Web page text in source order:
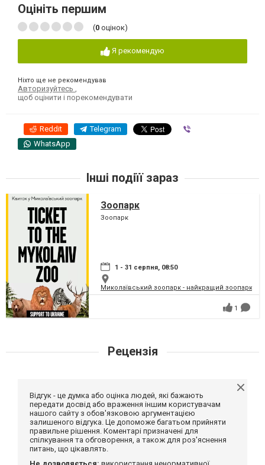
Оцініть першим
(0 оцінок)
Я рекомендую
Ніхто ще не рекомендував
Авторизуйтесь ,
щоб оцінити і порекомендувати
Reddit Telegram
WhatsApp
Інші подіїї зараз
Зоопарк
Зоопарк
1 - 31 серпня, 08:50
Миколаївський зоопарк - найкращий зоопарк
1
Рецензія
Відгук - це думка або оцінка людей, які бажають
передати досвід або враження іншим користувачам
нашого сайту з обов'язковою аргументацією
залишеного відгука. Це допоможе багатьом прийняти
правильне рішення. Коментарі призначені для
спілкування та обговорення, а також для роз'яснення
питань, що цікавлять.